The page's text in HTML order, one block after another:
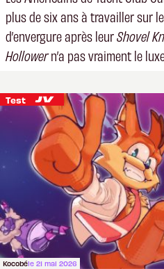
plus de six ans à travailler sur
d’envergure après leurShovel
Hollowern’a pas vraiment le
Test
Kocobéle 21 mai 2026